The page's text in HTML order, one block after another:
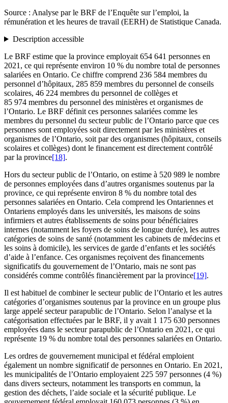
Source : Analyse par le BRF de l’Enquête sur l’emploi, la
rémunération et les heures de travail (EERH) de Statistique Canada.
Description accessible
Le BRF estime que la province employait 654 641 personnes en
2021, ce qui représente environ 10 % du nombre total de personnes
salariées en Ontario. Ce chiffre comprend 236 584 membres du
personnel d’hôpitaux, 285 859 membres du personnel de conseils
scolaires, 46 224 membres du personnel de collèges et
85 974 membres du personnel des ministères et organismes de
l’Ontario. Le BRF définit ces personnes salariées comme les
membres du personnel du secteur public de l’Ontario parce que ces
personnes sont employées soit directement par les ministères et
organismes de l’Ontario, soit par des organismes (hôpitaux, conseils
scolaires et collèges) dont le financement est directement contrôlé
par la province[18].
Hors du secteur public de l’Ontario, on estime à 520 989 le nombre
de personnes employées dans d’autres organismes soutenus par la
province, ce qui représente environ 8 % du nombre total des
personnes salariées en Ontario. Cela comprend les Ontariennes et
Ontariens employés dans les universités, les maisons de soins
infirmiers et autres établissements de soins pour bénéficiaires
internes (notamment les foyers de soins de longue durée), les autres
catégories de soins de santé (notamment les cabinets de médecins et
les soins à domicile), les services de garde d’enfants et les sociétés
d’aide à l’enfance. Ces organismes reçoivent des financements
significatifs du gouvernement de l’Ontario, mais ne sont pas
considérés comme contrôlés financièrement par la province[19].
Il est habituel de combiner le secteur public de l’Ontario et les autres
catégories d’organismes soutenus par la province en un groupe plus
large appelé secteur parapublic de l’Ontario. Selon l’analyse et la
catégorisation effectuées par le BRF, il y avait 1 175 630 personnes
employées dans le secteur parapublic de l’Ontario en 2021, ce qui
représente 19 % du nombre total des personnes salariées en Ontario.
Les ordres de gouvernement municipal et fédéral emploient
également un nombre significatif de personnes en Ontario. En 2021,
les municipalités de l’Ontario employaient 225 597 personnes (4 %)
dans divers secteurs, notamment les transports en commun, la
gestion des déchets, l’aide sociale et la sécurité publique. Le